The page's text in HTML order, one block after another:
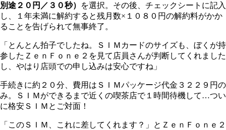
別途２０円／３０秒）
を選択。その後、チェックシートに記入
し、１年未満に解約すると残月数×１０８０円の解約料がかか
ることを告げられて無事終了。
「とんとん拍子でしたね。ＳＩＭカードのサイズも、ぼくが持
参したＺｅｎＦｏｎｅ２を見て店員さんが判断してくれました
し、やはり店頭での申し込みは安心ですね」
手続きに約２０分、費用はＳＩＭパッケージ代金３２２９円の
み。ＳＩＭができるまで近くの喫茶店で１時間待機して…つい
に格安ＳＩＭとご対面！
「このＳＩＭ、これに差してくれます？」とＺｅｎＦｏｎｅ２